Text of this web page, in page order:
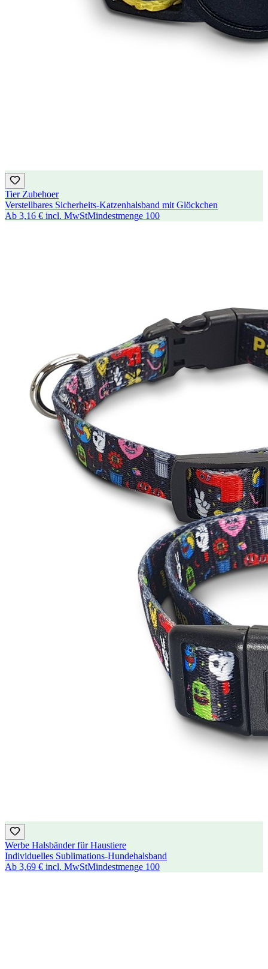
Tier Zubehoer
Verstellbares Sicherheits-Katzenhalsband mit Glöckchen
Ab 3,16 € incl. MwStMindestmenge 100
Werbe Halsbänder für Haustiere
Individuelles Sublimations-Hundehalsband
Ab 3,69 € incl. MwStMindestmenge 100